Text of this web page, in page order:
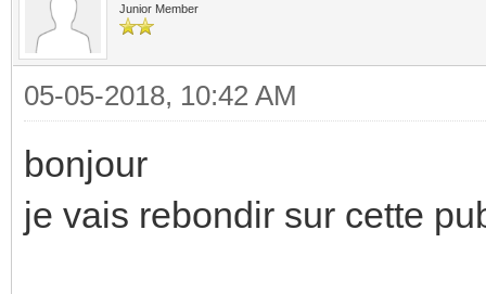
Junior Member
05-05-2018, 10:42 AM
bonjour
je vais rebondir sur cette